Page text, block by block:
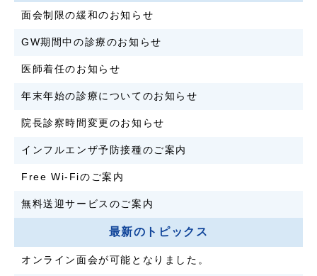
面会制限の緩和のお知らせ
GW期間中の診療のお知らせ
医師着任のお知らせ
年末年始の診療についてのお知らせ
院長診察時間変更のお知らせ
インフルエンザ予防接種のご案内
Free Wi-Fiのご案内
無料送迎サービスのご案内
最新のトピックス
オンライン面会が可能となりました。